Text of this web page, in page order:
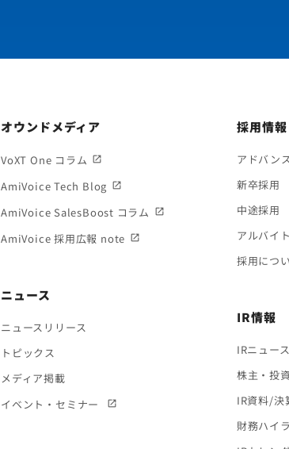
オウンドメディア
VoXT One コラム
AmiVoice Tech Blog
AmiVoice SalesBoost コラム
AmiVoice 採用広報 note
ニュース
ニュースリリース
トピックス
メディア掲載
イベント・セミナー
採用情報
アドバン
新卒採用
中途採用
アルバイ
採用につ
IR情報
IRニュー
株主・投
IR資料/決
財務ハイ